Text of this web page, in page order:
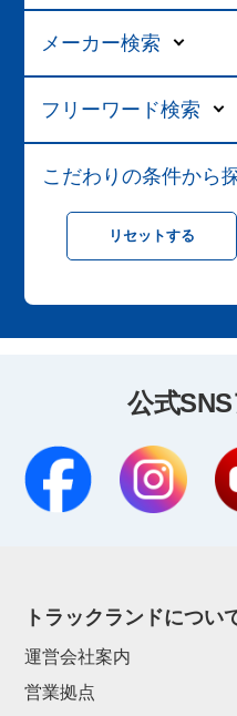
メーカー検索
フリーワード検索
こだわりの条件から
公式
トラックランドについ
運営会社案内
営業拠点